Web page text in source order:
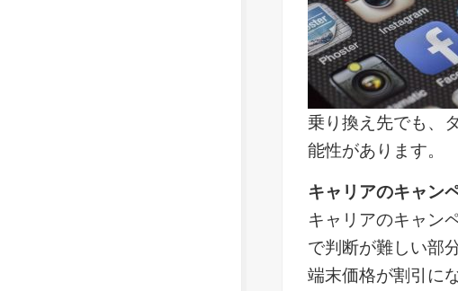
乗り換え先でも、
能性があります。
キャリアのキャン
キャリアのキャン
で判断が難しい部
端末価格が割引に